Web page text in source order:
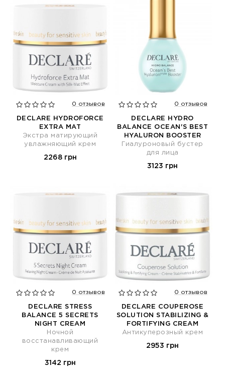
0 отзывов
DECLARE HYDROFORCE
EXTRA MAT
Экстра матирующий
увлажняющий крем
2268 грн
0 отзывов
DECLARE HYDRO
BALANCE OCEAN'S BEST
HYALURON BOOSTER
Гиалуроновый бустер
для лица
3123 грн
0 отзывов
DECLARE STRESS
BALANCE 5 SECRETS
NIGHT CREAM
Ночной
восстанавливающий
крем
3142 грн
0 отзывов
DECLARE COUPEROSE
SOLUTION STABILIZING &
FORTIFYING CREAM
Антикуперозный крем
2953 грн